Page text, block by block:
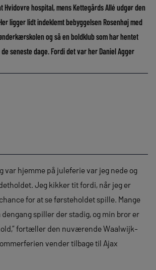
Hvidovre hospital, mens Kettegårds Allé udgør den
ligger lidt indeklemt bebyggelsen Rosenhøj med
og så en boldklub som har hentet
seneste dage. Fordi det var her Daniel Agger
var hjemme på juleferie var jeg nede og
Jeg kikker tit fordi, når jeg er
for at se førsteholdet spille. Mange
spiller der stadig, og min bror er
fortæller den nuværende Waalwijk-
vender tilbage til Ajax